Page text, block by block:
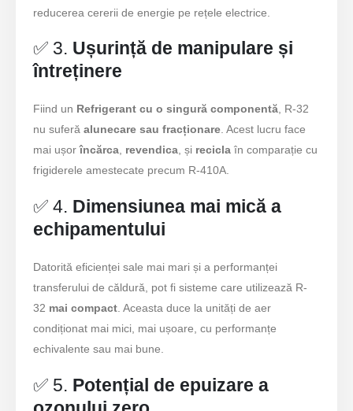
reducerea cererii de energie pe rețele electrice.
✅ 3. Ușurință de manipulare și
întreținere
Fiind un Refrigerant cu o singură componentă, R-32
nu suferăalunecare sau fracționare. Acest lucru face
mai ușorîncărca, revendica, și recicla în comparație cu
frigiderele amestecate precum R-410A.
✅ 4. Dimensiunea mai mică a
echipamentului
Datorită eficienței sale mai mari și a performanței
transferului de căldură, pot fi sisteme care utilizează R-
32 mai compact . Aceasta duce la unități de aer
condiționat mai mici, mai ușoare, cu performanțe
echivalente sau mai bune.
✅ 5. Potențial de epuizare a